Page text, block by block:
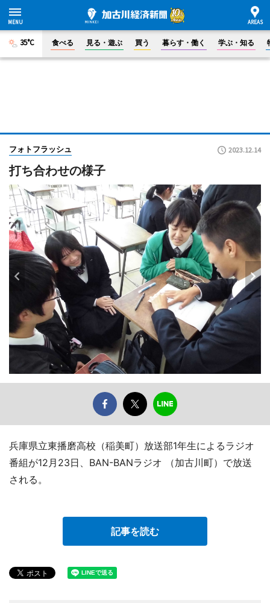
35°C 食べる 見る・遊ぶ 買う 暮らす・働く 学ぶ・知る
フォトフラッシュ 2023.12.14
打ち合わせの様子
兵庫県立東播磨高校（稲美町）放送部1年生によるラジオ
番組が12月23日、BAN-BANラジオ （加古川町）で放送
される。
記事を読む